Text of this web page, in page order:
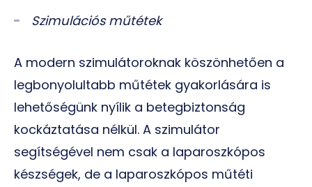
Szimulációs műtétek
A modern szimulátoroknak köszönhetően a
legbonyolultabb műtétek gyakorlására is
lehetőségünk nyílik a betegbiztonság
kockáztatása nélkül. A szimulátor
segítségével nem csak a laparoszkópos
készségek, de a laparoszkópos műtéti